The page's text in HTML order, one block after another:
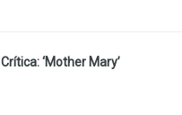
Crítica: ‘Mother Mary’